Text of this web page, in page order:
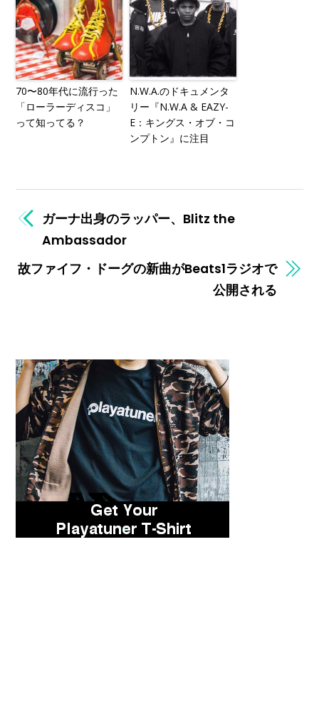
70〜80年代に流行った
「ローラーディスコ」
って知ってる？
N.W.A.のドキュメンタ
リー『N.W.A & EAZY-
E：キングス・オブ・コ
ンプトン』に注目
ガーナ出身のラッパー、Blitz the
Ambassador
故ファイフ・ドーグの新曲がBeats1ラジオで
公開される